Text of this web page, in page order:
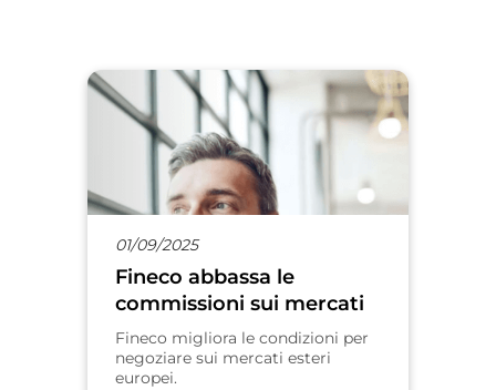
01/09/2025
Fineco abbassa le
commissioni sui mercati
esteri
Fineco migliora le condizioni per
negoziare sui mercati esteri
europei.